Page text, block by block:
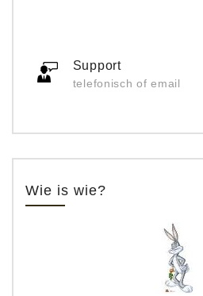
Support
telefonisch of email
Wie is wie?